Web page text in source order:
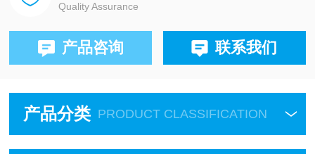
Quality Assurance
产品咨询 联系我们
产品分类 PRODUCT CLASSIFICATION